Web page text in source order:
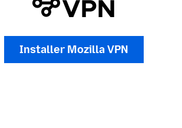
Installer Mozilla VPN